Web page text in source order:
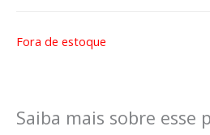
Fora de estoque
Saiba mais sobre esse